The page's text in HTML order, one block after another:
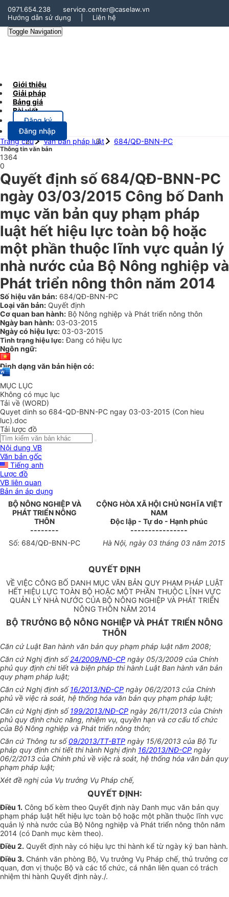
0971.654.238
service.center@caselaw.vn
Hướng dẫn sử dụng
Liên hệ
Toggle Navigation
Giới thiệu
Giải pháp
Bảng giá
Bài viết
Đăng ký
Đăng nhập
Trang chủ
Văn bản pháp luật 684/QĐ-BNN-PC
Thông tin văn bản
1364
0
Quyết định số 684/QĐ-BNN-PC
ngày 03/03/2015 Công bố Danh
mục văn bản quy phạm pháp
luật hết hiệu lực toàn bộ hoặc
một phần thuộc lĩnh vực quản lý
nhà nước của Bộ Nông nghiệp và
Phát triển nông thôn năm 2014
Số hiệu văn bản: 684/QĐ-BNN-PC
Loại văn bản: Quyết định
Cơ quan ban hành: Bộ Nông nghiệp và Phát triển nông thôn
Ngày ban hành: 03-03-2015
Ngày có hiệu lực: 03-03-2015
Tình trạng hiệu lực: Đang có hiệu lực
Ngôn ngữ:
Định dạng văn bản hiện có:
MỤC LỤC
Không có mục lục
Tải về (WORD)
Quyet dinh so 684-QD-BNN-PC ngay 03-03-2015 (Con hieu
luc).doc
Tải lược đồ
Nội dung VB
Văn bản gốc
Tiếng anh
Lược đồ
VB liên quan
Bản án áp dụng
BỘ NÔNG NGHIỆP VÀ
PHÁT TRIỂN NÔNG
THÔN
--------
CỘNG HÒA XÃ HỘI CHỦ NGHĨA VIỆT
NAM
Độc lập - Tự do - Hạnh phúc
----------------
Số: 684/QĐ-BNN-PC Hà Nội, ngày 03 tháng 03 năm 2015
QUYẾT ĐỊNH
VỀ VIỆC CÔNG BỐ DANH MỤC VĂN BẢN QUY PHẠM PHÁP LUẬT
HẾT HIỆU LỰC TOÀN BỘ HOẶC MỘT PHẦN THUỘC LĨNH VỰC
QUẢN LÝ NHÀ NƯỚC CỦA BỘ NÔNG NGHIỆP VÀ PHÁT TRIỂN
NÔNG THÔN NĂM 2014
BỘ TRƯỞNG BỘ NÔNG NGHIỆP VÀ PHÁT TRIỂN NÔNG
THÔN
Căn cứ Luật Ban hành văn bản quy phạm pháp luật năm 2008;
Căn cứ Nghị định số24/2009/NĐ-CP ngày 05/3/2009 của Chính
phủ quy định chi tiết và biện pháp thi hành Luật Ban hành văn bản
quy phạm pháp luật;
Căn cứ Nghị định số16/2013/NĐ-CP ngày 06/2/2013 của Chính
phủ về việc rà soát, hệ thống hóa văn bản quy phạm pháp luật;
Căn cứ Nghị định số199/2013/NĐ-CP ngày 26/11/2013 của Chính
phủ quy định chức năng, nhiệm vụ, quyền hạn và cơ cấu tổ chức
của Bộ Nông nghiệp và Phát triển nông thôn;
Căn cứ Thông tư số09/2013/TT-BTP ngày 15/6/2013 của Bộ Tư
pháp quy định chi tiết thi hành Nghị định 16/2013/NĐ-CP ngày
06/2/2013 của Chính phủ về việc rà soát, hệ thống hóa văn bản quy
phạm pháp luật;
Xét đề nghị của Vụ trưởng Vụ Pháp chế,
QUYẾT ĐỊNH:
Điều 1. Công bố kèm theo Quyết định này Danh mục văn bản quy
phạm pháp luật hết hiệu lực toàn bộ hoặc một phần thuộc lĩnh vực
quản lý nhà nước của Bộ Nông nghiệp và Phát triển nông thôn năm
2014 (có Danh mục kèm theo).
Điều 2. Quyết định này có hiệu lực thi hành kể từ ngày ký ban hành.
Điều 3. Chánh văn phòng Bộ, Vụ trưởng Vụ Pháp chế, thủ trưởng cơ
quan, đơn vị thuộc Bộ và các tổ chức, cá nhân liên quan có trách
nhiệm thi hành Quyết định này./.